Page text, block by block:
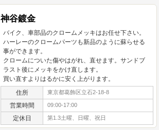
神谷鍍金
バイク、車部品のクロームメッキはお任せ下さい。
ハーレーのクロームパーツも新品のように蘇らせる
事ができます。
クロームについた傷やはがれ、直せます。サンドブ
ラスト後にメッキをかけ直します。
買い直すよりはるかに安く上がります。
住所 東京都葛飾区立石2-18-8
営業時間 09:00-17:00
定休日 第1.3土曜、日曜、祝日